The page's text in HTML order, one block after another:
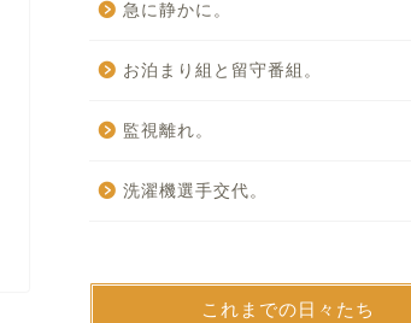
急に静かに。
お泊まり組と留守番組。
監視離れ。
洗濯機選手交代。
これまでの日々たち